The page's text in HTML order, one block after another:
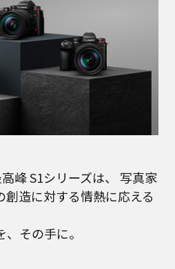
峰 S1シリーズは、
写真家
造に対する情熱に応える
その手に。